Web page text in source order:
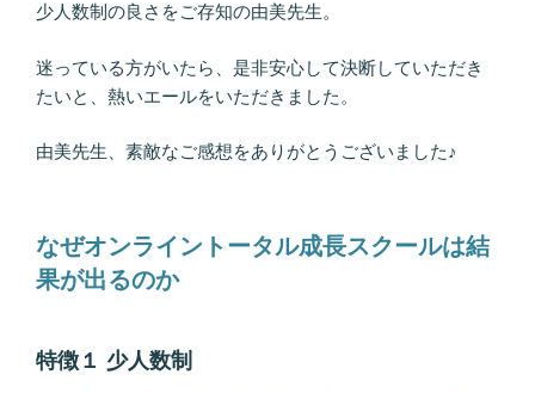
少人数制の良さをご存知の由美先生。
迷っている方がいたら、是非安心して決断していただき
たいと、熱いエールをいただきました。
由美先生、素敵なご感想をありがとうございました♪
なぜオンライントータル成長スクールは結
果が出るのか
特徴１ 少人数制